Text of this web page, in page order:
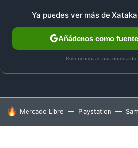
GUÍA DE COMPRAS
HOY SE HABLA DE
Mercado Libre Playstation
Ya puedes ver más de
Añádenos como
Solo necesitas una cuenta de